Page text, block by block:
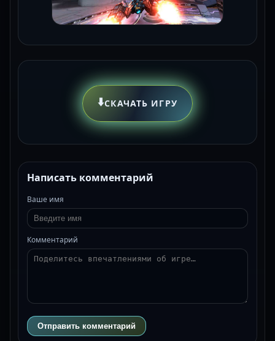
⬇️СКАЧАТЬ ИГРУ
Написать комментарий
Ваше имя
Комментарий
Отправить комментарий